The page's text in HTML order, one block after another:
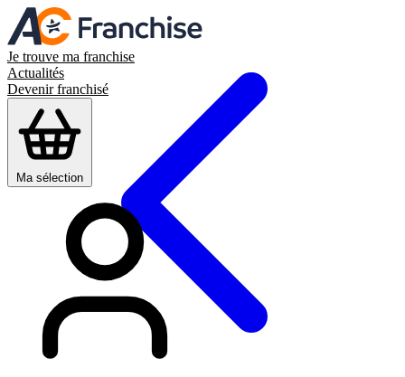
Je trouve ma franchise
Actualités
Devenir franchisé
Ma sélection